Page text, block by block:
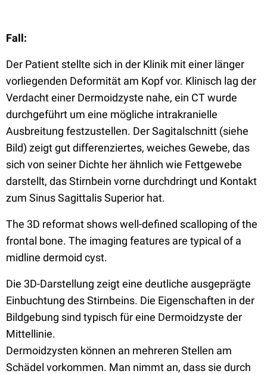
Fall:
Der Patient stellte sich in der Klinik mit einer länger
vorliegenden Deformität am Kopf vor. Klinisch lag der
Verdacht einer Dermoidzyste nahe, ein CT wurde
durchgeführt um eine mögliche intrakranielle
Ausbreitung festzustellen. Der Sagitalschnitt (siehe
Bild) zeigt gut differenziertes, weiches Gewebe, das
sich von seiner Dichte her ähnlich wie Fettgewebe
darstellt, das Stirnbein vorne durchdringt und Kontakt
zum Sinus Sagittalis Superior hat.
The 3D reformat shows well-defined scalloping of the
frontal bone. The imaging features are typical of a
midline dermoid cyst.
Die 3D-Darstellung zeigt eine deutliche ausgeprägte
Einbuchtung des Stirnbeins. Die Eigenschaften in der
Bildgebung sind typisch für eine Dermoidzyste der
Mittellinie.
Dermoidzysten können an mehreren Stellen am
Schädel vorkommen. Man nimmt an, dass sie durch